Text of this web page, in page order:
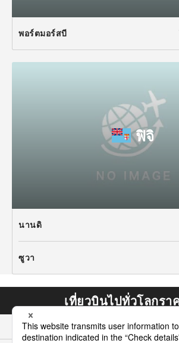
พอร์ตมอร์สบี
ฟิจิ
นานดิ
ซูวา
เที่ยวบินไปทั่วโลกรา
เอเชีย